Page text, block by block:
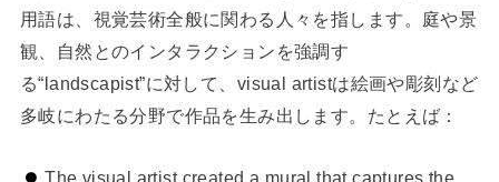
用語は、視覚芸術全般に関わる人々を指します。庭や景
観、自然とのインタラクションを強調す
る“landscapist”に対して、visual artistは絵画や彫刻など
多岐にわたる分野で作品を生み出します。たとえば：